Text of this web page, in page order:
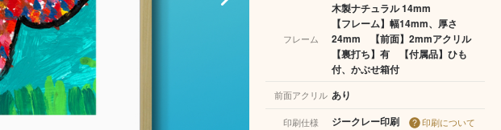
フレーム
木製ナチュラル 14mm
【フレーム】幅14mm、厚さ
24mm 【前面】2mmアクリル
【裏打ち】有 【付属品】ひも
付、かぶせ箱付
前面アクリル あり
印刷仕様 ジークレー印刷 印刷について